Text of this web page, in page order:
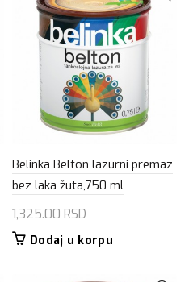
Belinka Belton lazurni premaz
bez laka žuta,750 ml
1,325.00 RSD
Dodaj u korpu